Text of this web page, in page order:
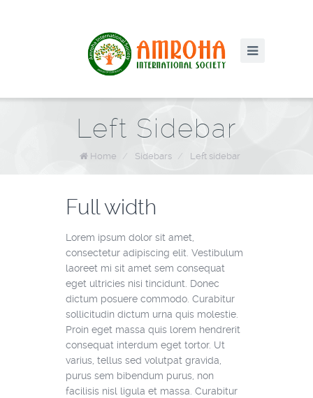
Left Sidebar
Home / Sidebars / Left sidebar
Full width
Lorem ipsum dolor sit amet,
consectetur adipiscing elit. Vestibulum
laoreet mi sit amet sem consequat
eget ultricies nisi tincidunt. Donec
dictum posuere commodo. Curabitur
sollicitudin dictum urna quis molestie.
Proin eget massa quis lorem hendrerit
consequat interdum eget tortor. Ut
varius, tellus sed volutpat gravida,
purus sem bibendum purus, non
facilisis nisl ligula et massa. Curabitur